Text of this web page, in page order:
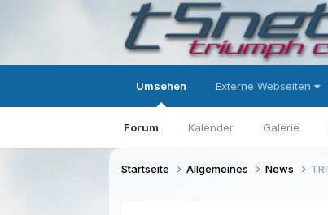
Umsehen
Forum Kalender Galerie
Externe Webseiten
Startseite Allgemeines News